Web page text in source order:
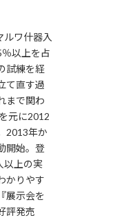
ルワ什器入
以上を占
試練を経
て直す過
まで関わ
元に2012
2013年か
開始。登
以上の実
かりやす
展示会を
評発売